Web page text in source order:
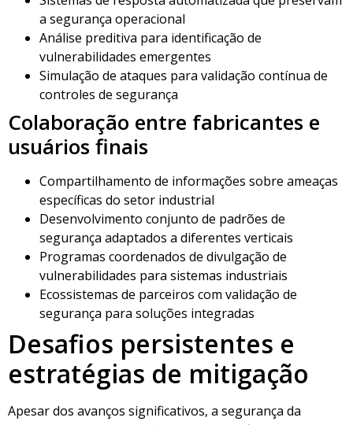
a segurança operacional
Análise preditiva para identificação de
vulnerabilidades emergentes
Simulação de ataques para validação contínua de
controles de segurança
Colaboração entre fabricantes e
usuários finais
Compartilhamento de informações sobre ameaças
específicas do setor industrial
Desenvolvimento conjunto de padrões de
segurança adaptados a diferentes verticais
Programas coordenados de divulgação de
vulnerabilidades para sistemas industriais
Ecossistemas de parceiros com validação de
segurança para soluções integradas
Desafios persistentes e
estratégias de mitigação
Apesar dos avanços significativos, a segurança da